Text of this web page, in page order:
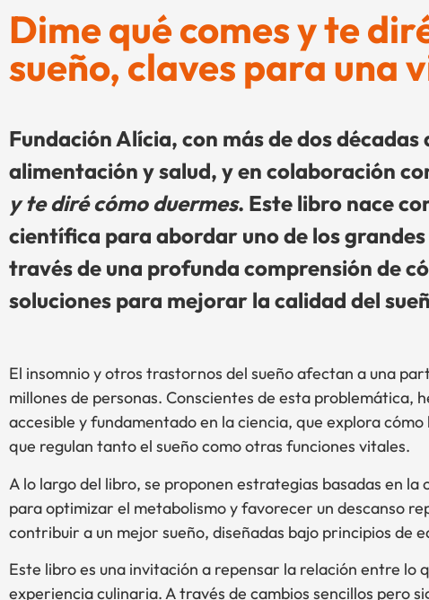
Dime qué comes y te
sueño, claves para una
Fundación Alícia, con más de dos
alimentación y salud, y en colaboración
y te diré cómo duermes. Este libro nace
científica para abordar uno de los
través de una profunda comprensión de
soluciones para mejorar la calidad del
El insomnio y otros trastornos del sueño afectan a una
millones de personas. Conscientes de esta problemática,
accesible y fundamentado en la ciencia, que explora
que regulan tanto el sueño como otras funciones vitales.
A lo largo del libro, se proponen estrategias basadas en
para optimizar el metabolismo y favorecer un descanso
contribuir a un mejor sueño, diseñadas bajo principios de
Este libro es una invitación a repensar la relación entre
experiencia culinaria. A través de cambios sencillos pero